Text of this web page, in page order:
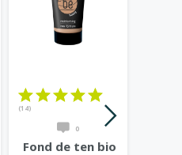
(14)
0
Fond de ten bio